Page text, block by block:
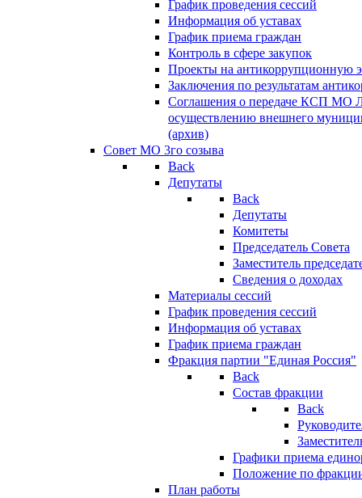
График проведения сессий
Информация об уставах
График приема граждан
Контроль в сфере закупок
Проекты на антикоррупционную
Заключения по результатам
Соглашения о передаче КСП МО
осуществлению внешнего
(архив)
Совет МО 3го созыва
Back
Депутаты
Back
Депутаты
Комитеты
Председатель Совета
Заместитель
Сведения о доходах
Материалы сессий
График проведения сессий
Информация об уставах
График приема граждан
Фракция партии "Единая Россия"
Back
Состав фракции
Back
Графики приема
Положение по
План работы